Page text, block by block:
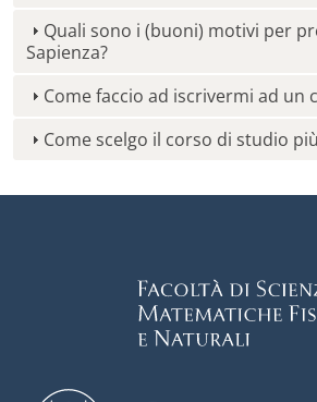
Quali sono i (buoni) motivi per
Sapienza?
Come faccio ad iscrivermi ad un
Come scelgo il corso di studio